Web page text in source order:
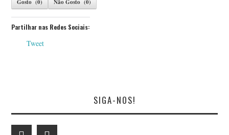
Gosto (0) Não Gosto (0)
Partilhar nas Redes Sociais:
Tweet
SIGA-NOS!